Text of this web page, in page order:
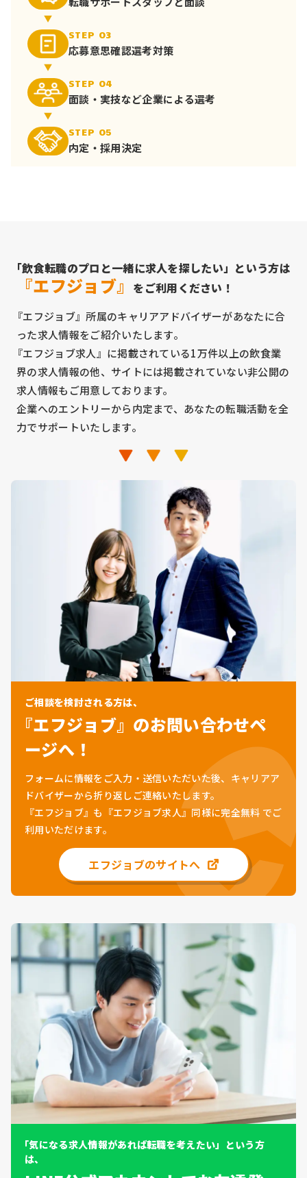
STEP 03
応募意思確認選考対策
STEP 04
面談・実技など企業による選考
STEP 05
内定・採用決定
「飲食転職のプロと一緒に求人を探したい」という方は
『エフジョブ』 をご利用ください！
『エフジョブ』所属のキャリアアドバイザーがあなたに合
った求人情報をご紹介いたします。
『エフジョブ求人』に掲載されている1万件以上の飲食業
界の求人情報の他、サイトには掲載されていない非公開の
求人情報もご用意しております。
企業へのエントリーから内定まで、あなたの転職活動を全
力でサポートいたします。
ご相談を検討される方は、
『エフジョブ』のお問い合わせペ
ージへ！
フォームに情報をご入力・送信いただいた後、キャリアア
ドバイザーから折り返しご連絡いたします。
『エフジョブ』も『エフジョブ求人』同様に完全無料 でご
利用いただけます。
エフジョブのサイトへ
「気になる求人情報があれば転職を考えたい」という方
は、